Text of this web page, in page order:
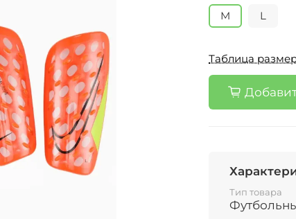
M
L
Таблица
Тип товара